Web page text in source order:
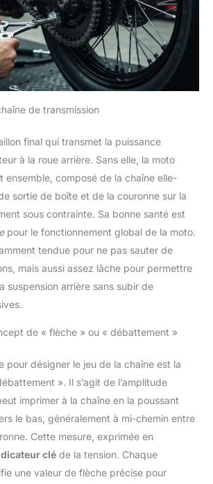
de transmission
final qui transmet la puissance
à la roue arrière. Sans elle, la moto
ensemble, composé de la chaîne elle-
sortie de boîte et de la couronne sur la
sous contrainte. Sa bonne santé est
pour le fonctionnement global de la moto.
tendue pour ne pas sauter de
mais aussi assez lâche pour permettre
suspension arrière sans subir de
de « flèche » ou « débattement »
pour désigner le jeu de la chaîne est la
». Il s’agit de l’amplitude
imprimer à la chaîne en la poussant
le bas, généralement à mi-chemin entre
Cette mesure, exprimée en
clé de la tension. Chaque
une valeur de flèche précise pour